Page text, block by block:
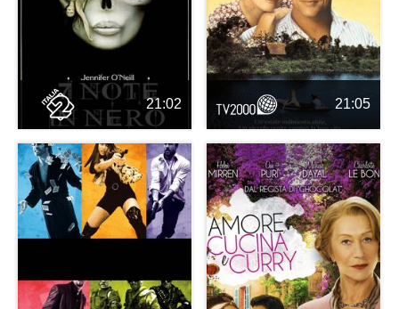
21:02 21:05